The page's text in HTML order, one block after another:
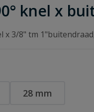
knel x
3/8" tm
28 mm